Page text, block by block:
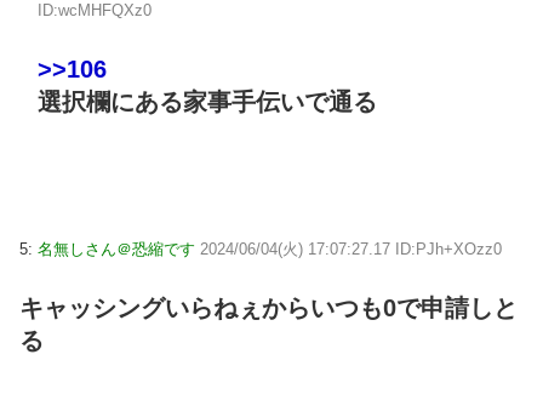
ID:wcMHFQXz0
>>106
選択欄にある家事手伝いで通る
5: 名無しさん＠恐縮です 2024/06/04(火) 17:07:27.17 ID:PJh+XOzz0
キャッシングいらねぇからいつも0で申請しと
る